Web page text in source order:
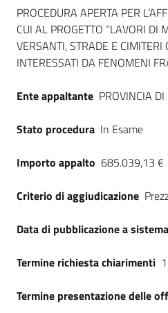
Dati del bando
PROCEDURA APERTA PER
CUI AL PROGETTO “LAVORI DI
VERSANTI, STRADE E
INTERESSATI DA FENOMENI
Ente appaltante PROVINCIA
Stato procedura In Esame
Importo appalto 685.039,13 €
Criterio di aggiudicazione
Data di pubblicazione a sistema
Termine richiesta chiarimenti
Termine presentazione delle